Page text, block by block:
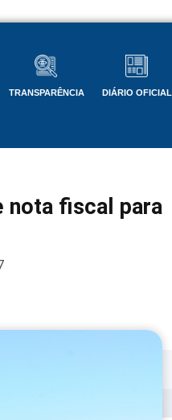
TRANSPARÊNCIA DIÁRIO OFICIAL
nota fiscal para